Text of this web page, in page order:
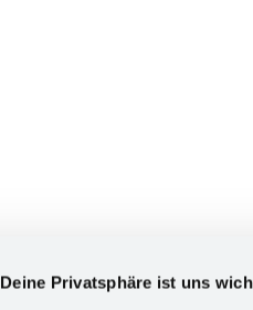
Deine Privatsphäre ist uns